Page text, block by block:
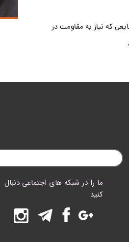
که نیاز به مقاومت در
ما را در شبکه های اجتماعی دنبال
کنید